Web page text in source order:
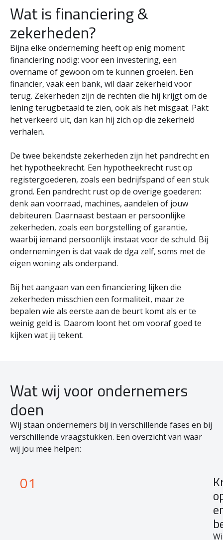
Wat is financiering &
zekerheden?
Bijna elke onderneming heeft op enig moment
financiering nodig: voor een investering, een
overname of gewoon om te kunnen groeien. Een
financier, vaak een bank, wil daar zekerheid voor
terug. Zekerheden zijn de rechten die hij krijgt om de
lening terugbetaald te zien, ook als het misgaat. Pakt
het verkeerd uit, dan kan hij zich op die zekerheid
verhalen.
De twee bekendste zekerheden zijn het pandrecht en
het hypotheekrecht. Een hypotheekrecht rust op
registergoederen, zoals een bedrijfspand of een stuk
grond. Een pandrecht rust op de overige goederen:
denk aan voorraad, machines, aandelen of jouw
debiteuren. Daarnaast bestaan er persoonlijke
zekerheden, zoals een borgstelling of garantie,
waarbij iemand persoonlijk instaat voor de schuld. Bij
ondernemingen is dat vaak de dga zelf, soms met de
eigen woning als onderpand.
Bij het aangaan van een financiering lijken die
zekerheden misschien een formaliteit, maar ze
bepalen wie als eerste aan de beurt komt als er te
weinig geld is. Daarom loont het om vooraf goed te
kijken wat jij tekent.
Wat wij voor ondernemers
doen
Wij staan ondernemers bij in verschillende fases en bij
verschillende vraagstukken. Een overzicht van waar
wij jou mee helpen:
01